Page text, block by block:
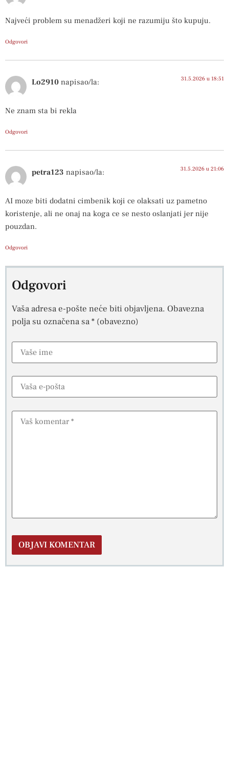
Najveći problem su menadžeri koji ne razumiju što kupuju.
Odgovori
Lo2910 napisao/la: 31.5.2026 u 18:51
Ne znam sta bi rekla
Odgovori
petra123 napisao/la: 31.5.2026 u 21:06
AI moze biti dodatni cimbenik koji ce olaksati uz pametno
koristenje, ali ne onaj na koga ce se nesto oslanjati jer nije
pouzdan.
Odgovori
Odgovori
Vaša adresa e-pošte neće biti objavljena. Obavezna
polja su označena sa* (obavezno)